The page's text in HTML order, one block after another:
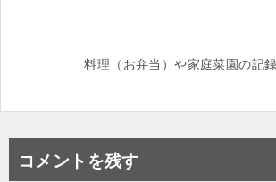
料理（お弁当）や家庭菜園の記録
コメントを残す